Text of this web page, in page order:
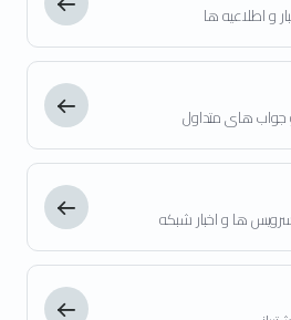
و اطلاعیه ها
های متداول
ها و اخبار شبکه